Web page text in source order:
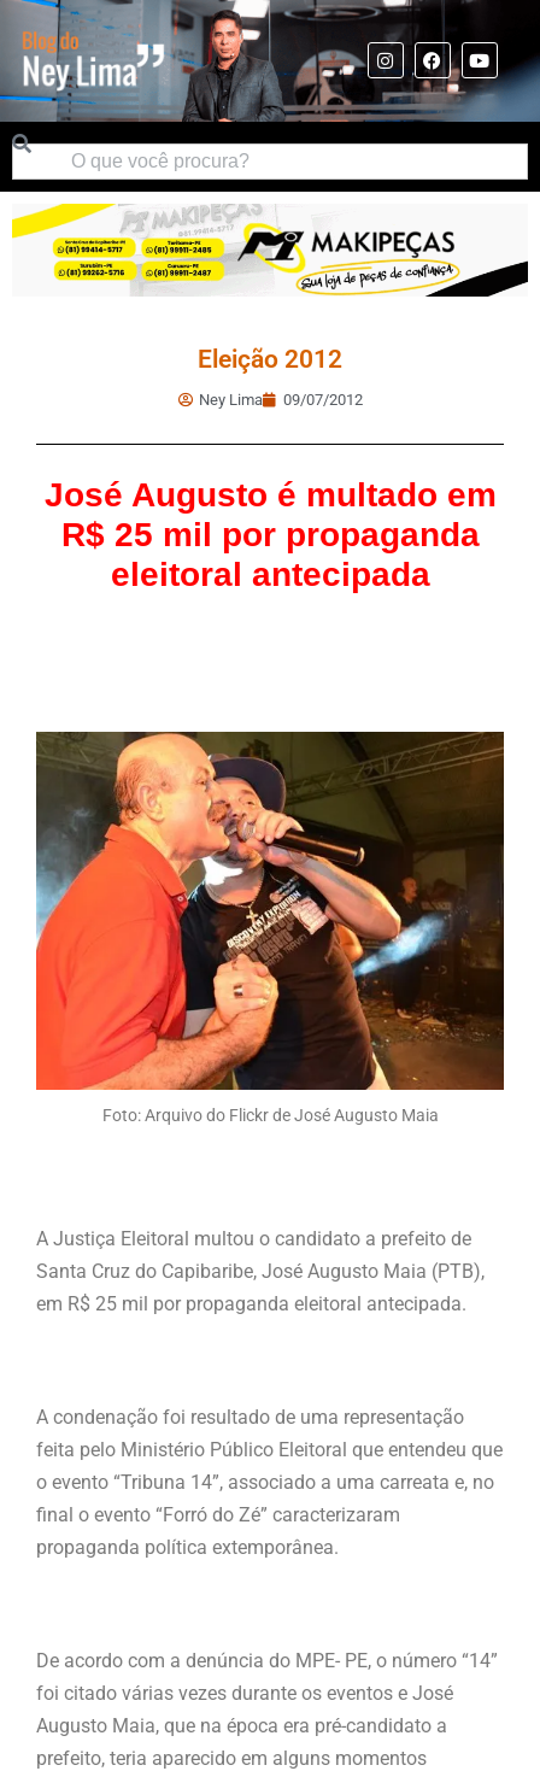
Eleição 2012
Ney Lima 09/07/2012
José Augusto é multado em
R$ 25 mil por propaganda
eleitoral antecipada
Foto: Arquivo do Flickr de José Augusto Maia
A Justiça Eleitoral multou o candidato a prefeito de
Santa Cruz do Capibaribe, José Augusto Maia (PTB),
em R$ 25 mil por propaganda eleitoral antecipada.
A condenação foi resultado de uma representação
feita pelo Ministério Público Eleitoral que entendeu que
o evento “Tribuna 14”, associado a uma carreata e, no
final o evento “Forró do Zé” caracterizaram
propaganda política extemporânea.
De acordo com a denúncia do MPE- PE, o número “14”
foi citado várias vezes durante os eventos e José
Augusto Maia, que na época era pré-candidato a
prefeito, teria aparecido em alguns momentos